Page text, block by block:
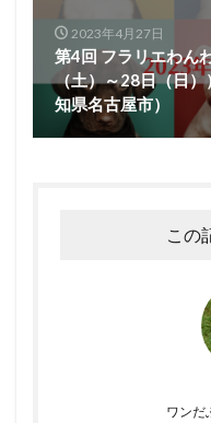
2023年4月27日
第4回 フラリエわん
（土）～28日（日
知県名古屋市）
この
ワン